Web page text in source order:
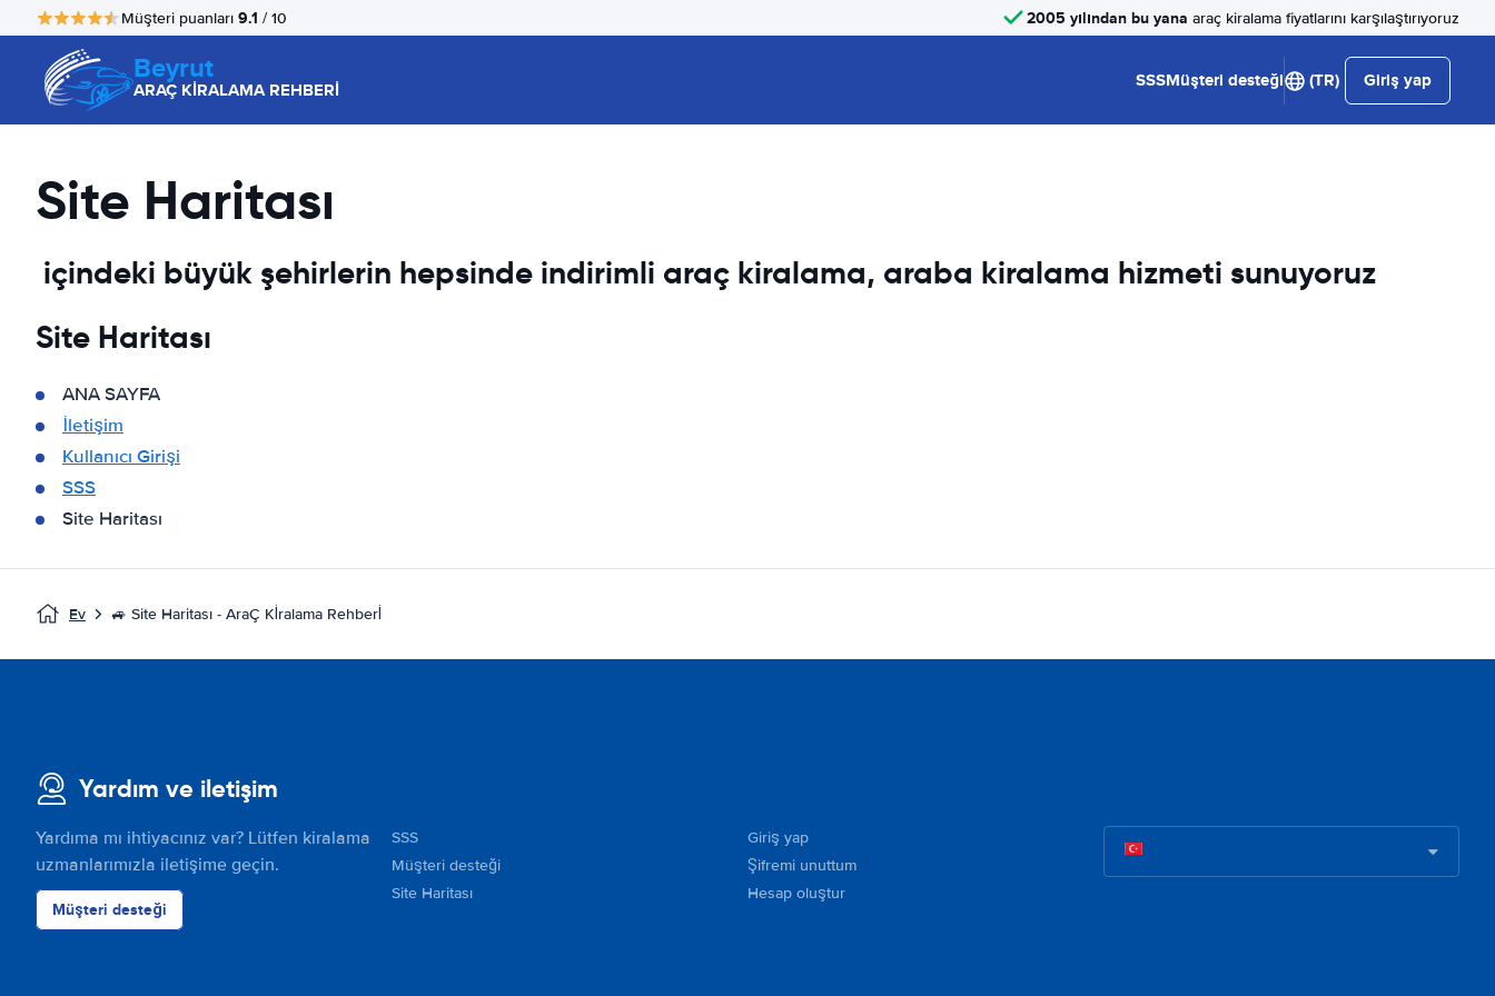
Müşteri puanları 9.1 / 10 2005 yılından bu yana araç kiralama fiyatlarını karşılaştırıyoruz
Beyrut
ARAÇ KİRALAMA REHBERİ SSSMüşteri desteği (TR) Giriş yap
Site Haritası
içindeki büyük şehirlerin hepsinde indirimli araç kiralama, araba kiralama hizmeti sunuyoruz
Site Haritası
ANA SAYFA
İletişim
Kullanıcı Girişi
SSS
Site Haritası
Ev 🚙 Site Haritası - AraÇ Kİralama Rehberİ
Yardım ve iletişim
Yardıma mı ihtiyacınız var? Lütfen kiralama
uzmanlarımızla iletişime geçin.
Müşteri desteği
SSS
Müşteri desteği
Site Haritası
Giriş yap
Şifremi unuttum
Hesap oluştur